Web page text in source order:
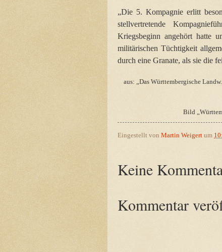
„Die 5. Kompagnie erlitt
stellvertretende
Kriegsbeginn angehört hatte
militärischen Tüchtigkeit
durch eine Granate, als sie die
aus: „Das Württembergische
Bild
Eingestellt von Martin Weigert um
Keine
Kommentar